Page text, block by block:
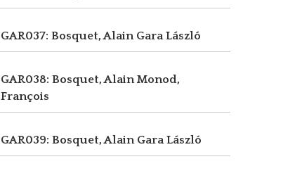
GAR037: Bosquet, Alain Gara László
GAR038: Bosquet, AlainMonod,
François
GAR039: Bosquet, Alain Gara László